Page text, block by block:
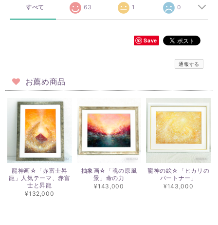
すべて 63 1 0
Save
通報する
お薦め商品
龍神画☆「赤富士昇
龍」人気テーマ、赤富
士と昇龍
¥132,000
抽象画☆「魂の原風
景」命の力
¥143,000
龍神の絵☆「ヒカリの
パートナー」
¥143,000